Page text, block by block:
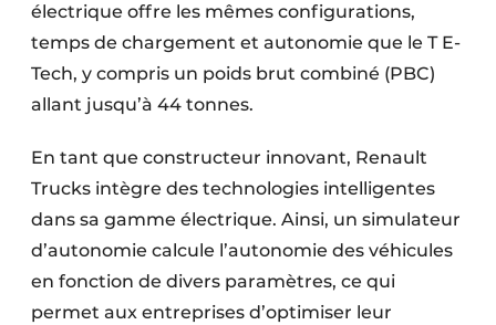
électrique offre les mêmes configurations,
temps de chargement et autonomie que le T E-
Tech, y compris un poids brut combiné (PBC)
allant jusqu’à 44 tonnes.
En tant que constructeur innovant, Renault
Trucks intègre des techno­logies intelligentes
dans sa gamme électrique. Ainsi, un simulateur
d’autonomie calcule l’autonomie des véhicules
en fonction de divers paramètres, ce qui
permet aux entreprises d’optimiser leur